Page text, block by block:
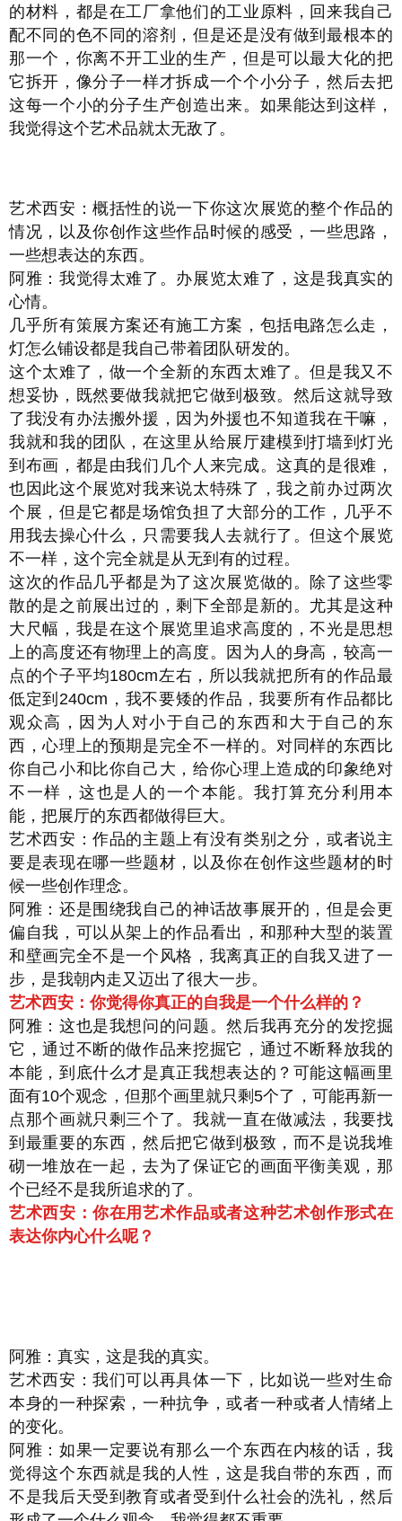
的材料，都是在工厂拿他们的工业原料，回来我自己
配不同的色不同的溶剂，但是还是没有做到最根本的
那一个，你离不开工业的生产，但是可以最大化的把
它拆开，像分子一样才拆成一个个小分子，然后去把
这每一个小的分子生产创造出来。如果能达到这样，
我觉得这个艺术品就太无敌了。
艺术西安：概括性的说一下你这次展览的整个作品的
情况，以及你创作这些作品时候的感受，一些思路，
一些想表达的东西。
阿雅：我觉得太难了。办展览太难了，这是我真实的
心情。
几乎所有策展方案还有施工方案，包括电路怎么走，
灯怎么铺设都是我自己带着团队研发的。
这个太难了，做一个全新的东西太难了。但是我又不
想妥协，既然要做我就把它做到极致。然后这就导致
了我没有办法搬外援，因为外援也不知道我在干嘛，
我就和我的团队，在这里从给展厅建模到打墙到灯光
到布画，都是由我们几个人来完成。这真的是很难，
也因此这个展览对我来说太特殊了，我之前办过两次
个展，但是它都是场馆负担了大部分的工作，几乎不
用我去操心什么，只需要我人去就行了。但这个展览
不一样，这个完全就是从无到有的过程。
这次的作品几乎都是为了这次展览做的。除了这些零
散的是之前展出过的，剩下全部是新的。尤其是这种
大尺幅，我是在这个展览里追求高度的，不光是思想
上的高度还有物理上的高度。因为人的身高，较高一
点的个子平均180cm左右，所以我就把所有的作品最
低定到240cm，我不要矮的作品，我要所有作品都比
观众高，因为人对小于自己的东西和大于自己的东
西，心理上的预期是完全不一样的。对同样的东西比
你自己小和比你自己大，给你心理上造成的印象绝对
不一样，这也是人的一个本能。我打算充分利用本
能，把展厅的东西都做得巨大。
艺术西安：作品的主题上有没有类别之分，或者说主
要是表现在哪一些题材，以及你在创作这些题材的时
候一些创作理念。
阿雅：还是围绕我自己的神话故事展开的，但是会更
偏自我，可以从架上的作品看出，和那种大型的装置
和壁画完全不是一个风格，我离真正的自我又进了一
步，是我朝内走又迈出了很大一步。
艺术西安：你觉得你真正的自我是一个什么样的？
阿雅：这也是我想问的问题。然后我再充分的发挖掘
它，通过不断的做作品来挖掘它，通过不断释放我的
本能，到底什么才是真正我想表达的？可能这幅画里
面有10个观念，但那个画里就只剩5个了，可能再新一
点那个画就只剩三个了。我就一直在做减法，我要找
到最重要的东西，然后把它做到极致，而不是说我堆
砌一堆放在一起，去为了保证它的画面平衡美观，那
个已经不是我所追求的了。
艺术西安：你在用艺术作品或者这种艺术创作形式在
表达你内心什么呢？
阿雅：真实，这是我的真实。
艺术西安：我们可以再具体一下，比如说一些对生命
本身的一种探索，一种抗争，或者一种或者人情绪上
的变化。
阿雅：如果一定要说有那么一个东西在内核的话，我
觉得这个东西就是我的人性，这是我自带的东西，而
不是我后天受到教育或者受到什么社会的洗礼，然后